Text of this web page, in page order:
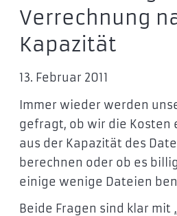
Verrechnung
Kapazität
13. Februar 2011
Immer wieder werden
gefragt, ob wir die Kosten
aus der Kapazität des
berechnen oder ob es
einige wenige Dateien
Beide Fragen sind klar mit